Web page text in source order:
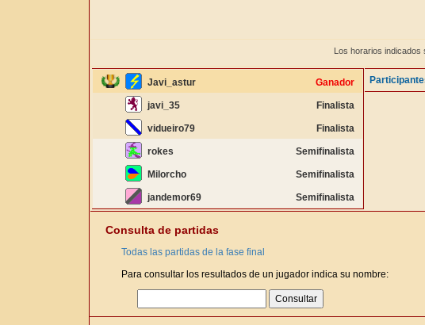
Los horarios indicados
Javi_astur Ganador
javi_35 Finalista
vidueiro79 Finalista
rokes Semifinalista
Milorcho Semifinalista
jandemor69 Semifinalista
Consulta de partidas
Todas las partidas de la fase final
Para consultar los resultados de un jugador indica su nombre: